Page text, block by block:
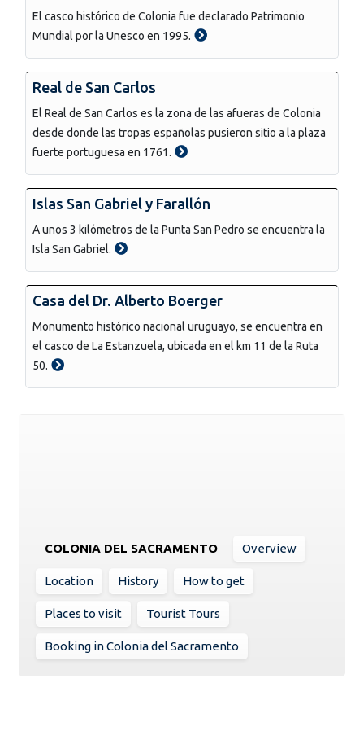
El casco histórico de Colonia fue declarado Patrimonio
Mundial por la Unesco en 1995.
Real de San Carlos
El Real de San Carlos es la zona de las afueras de Colonia
desde donde las tropas españolas pusieron sitio a la plaza
fuerte portuguesa en 1761.
Islas San Gabriel y Farallón
A unos 3 kilómetros de la Punta San Pedro se encuentra la
Isla San Gabriel.
Casa del Dr. Alberto Boerger
Monumento histórico nacional uruguayo, se encuentra en
el casco de La Estanzuela, ubicada en el km 11 de la Ruta
50.
COLONIA DEL SACRAMENTO Overview
Location History How to get
Places to visit Tourist Tours
Booking in Colonia del Sacramento